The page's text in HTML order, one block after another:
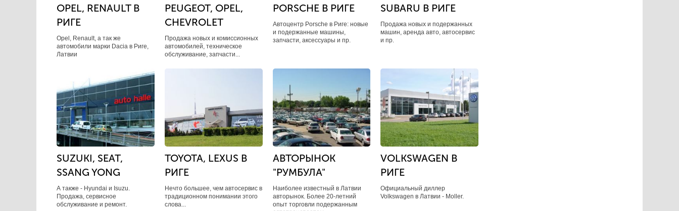
OPEL, RENAULT В
РИГЕ
Opel, Renault, а так же
автомобили марки Dacia в Риге,
Латвии
PEUGEOT, OPEL,
CHEVROLET
Продажа новых и комиссионных
автомобилей, техническое
обслуживание, запчасти...
PORSCHE В РИГЕ
Автоцентр Porsche в Риге: новые
и подержанные машины,
запчасти, аксессуары и пр.​
SUBARU В РИГЕ
Продажа новых и подержанных
машин, аренда авто, автосервис
и пр.
SUZUKI, SEAT,
SSANG YONG
А также - Hyundai и Isuzu.
Продажа, сервисное
обслуживание и ремонт.
TOYOTA, LEXUS В
РИГЕ
Нечто большее, чем автосервис в
традиционном понимании этого
слова...
АВТОРЫНОК
"РУМБУЛА"
Наиболее известный в Латвии
авторынок. Более 20-летний
опыт торговли подержанным
​VOLKSWAGEN В
РИГЕ
Официальный диллер ​
Volkswagen в Латвии - Moller.